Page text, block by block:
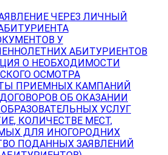
ЧЕРЕЗ ЛИЧНЫЙ
У
АБИТУРИЕНТОВ
О НЕОБХОДИМОСТИ
ОСМОТРА
ПРИЕМНЫХ КАМПАНИЙ
ОБ ОКАЗАНИИ
УСЛУГ
КОЛИЧЕСТВЕ МЕСТ,
ДЛЯ ИНОГОРОДНИХ
ПОДАННЫХ ЗАЯВЛЕНИЙ